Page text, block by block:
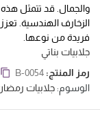
والجمال. قد تتمثل هذه
الزخارف الهندسية. تعزز
فريدة من نوعها.
جلابيات بناتي
رمز المنتج:B-0054
الوسوم:جلابيات رمضان,